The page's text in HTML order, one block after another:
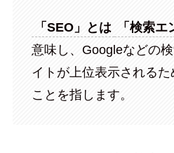
「SEO」とは 「検索エ
意味し、Googleなどの
イトが上位表示される
ことを指します。